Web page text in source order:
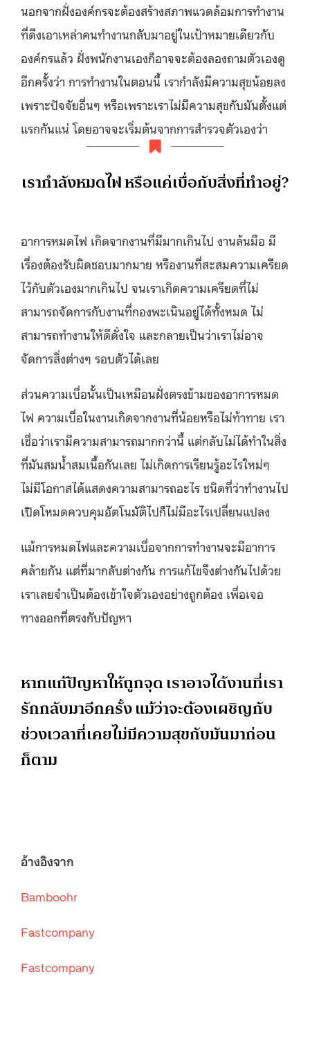
นอกจากฝั่งองค์กรจะต้องสร้างสภาพแวดล้อมการทำงาน
ที่ดึงเอาเหล่าคนทำงานกลับมาอยู่ในเป้าหมายเดียวกับ
องค์กรแล้ว ฝั่งพนักงานเองก็อาจจะต้องลองถามตัวเองดู
อีกครั้งว่า การทำงานในตอนนี้ เรากำลังมีความสุขน้อยลง
เพราะปัจจัยอื่นๆ หรือเพราะเราไม่มีความสุขกับมันตั้งแต่
แรกกันแน่ โดยอาจจะเริ่มต้นจากการสำรวจตัวเองว่า
เรากำลังหมดไฟ หรือแค่เบื่อกับสิ่งที่ทำอยู่?
อาการหมดไฟ เกิดจากงานที่มีมากเกินไป งานล้นมือ มี
เรื่องต้องรับผิดชอบมากมาย หรืองานที่สะสมความเครียด
ไว้กับตัวเองมากเกินไป จนเราเกิดความเครียดที่ไม่
สามารถจัดการกับงานที่กองพะเนินอยู่ได้ทั้งหมด ไม่
สามารถทำงานให้ดีดั่งใจ และกลายเป็นว่าเราไม่อาจ
จัดการสิ่งต่างๆ รอบตัวได้เลย
ส่วนความเบื่อนั้นเป็นเหมือนฝั่งตรงข้ามของอาการหมด
ไฟ ความเบื่อในงานเกิดจากงานที่น้อยหรือไม่ท้าทาย เรา
เชื่อว่าเรามีความสามารถมากกว่านี้ แต่กลับไม่ได้ทำในสิ่ง
ที่มันสมน้ำสมเนื้อกันเลย ไม่เกิดการเรียนรู้อะไรใหม่ๆ
ไม่มีโอกาสได้แสดงความสามารถอะไร ชนิดที่ว่าทำงานไป
เปิดโหมดควบคุมอัตโนมัติไปก็ไม่มีอะไรเปลี่ยนแปลง
แม้การหมดไฟและความเบื่อจากการทำงานจะมีอาการ
คล้ายกัน แต่ที่มากลับต่างกัน การแก้ไขจึงต่างกันไปด้วย
เราเลยจำเป็นต้องเข้าใจตัวเองอย่างถูกต้อง เพื่อเจอ
ทางออกที่ตรงกับปัญหา
หากแก้ปัญหาให้ถูกจุด เราอาจได้งานที่เรา
รักกลับมาอีกครั้ง แม้ว่าจะต้องเผชิญกับ
ช่วงเวลาที่เคยไม่มีความสุขกับมันมาก่อน
ก็ตาม
อ้างอิงจาก
Bamboohr
Fastcompany
Fastcompany